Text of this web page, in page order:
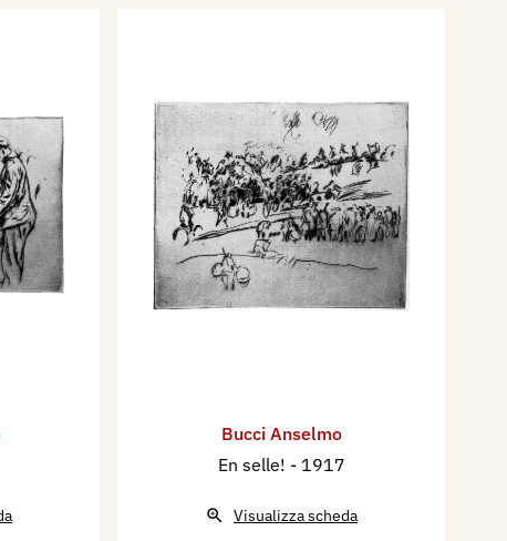
Bucci Anselmo
En selle! - 1917
Visualizza scheda